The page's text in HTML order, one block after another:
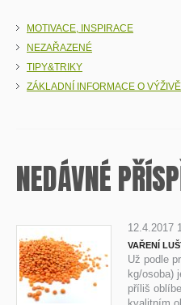
MOTIVACE, INSPIRACE
NEZAŘAZENÉ
TIPY&TRIKY
ZÁKLADNÍ INFORMACE O VÝŽIVĚ
NEDÁVNÉ
12.4.2017
VAŘENÍ
Už podle
kg/osoba)
příliš